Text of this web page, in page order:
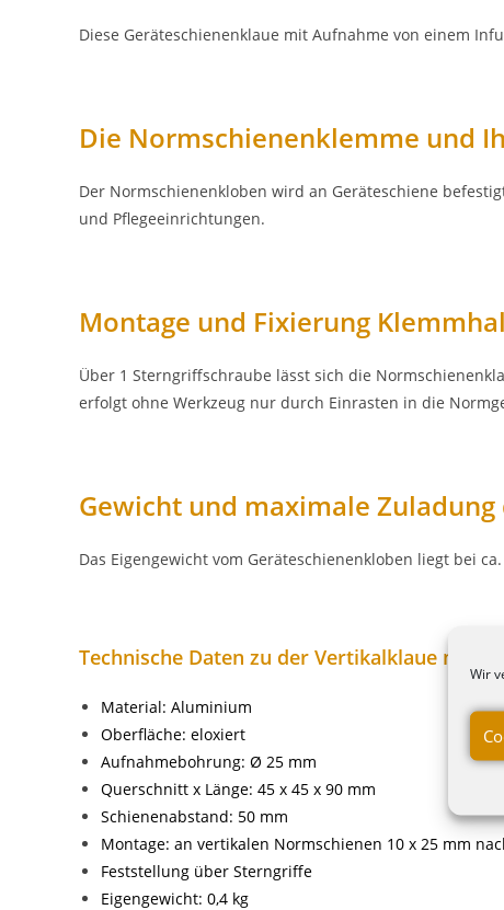
Wir
Diese Geräteschienenklaue mit Aufnahme von einem
Die Normschienenklemme und
Der Normschienenkloben wird an Geräteschiene
und Pflegeeinrichtungen.
Montage und Fixierung
Über 1 Sterngriffschraube lässt sich die
erfolgt ohne Werkzeug nur durch Einrasten in die
Gewicht und maximale
Das Eigengewicht vom Geräteschienenkloben liegt bei
Technische Daten zu der Vertikalklaue mit
Material: Aluminium
Oberfläche: eloxiert
Aufnahmebohrung: Ø 25 mm
Querschnitt x Länge: 45 x 45 x 90 mm
Schienenabstand: 50 mm
Montage: an vertikalen Normschienen 10 x 25 mm
Feststellung über Sterngriffe
Eigengewicht: 0,4 kg